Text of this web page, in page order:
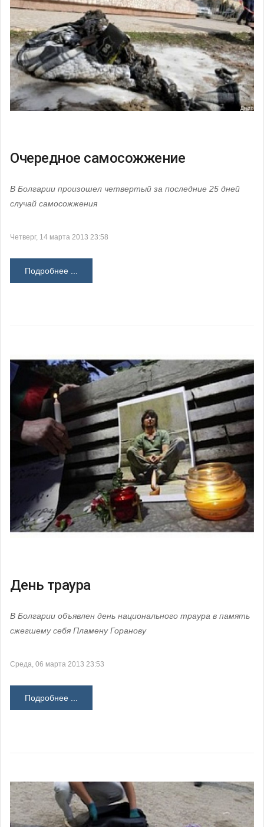
Очередное самосожжение
В Болгарии произошел четвертый за последние 25 дней
случай самосожжения
Четверг, 14 марта 2013 23:58
Подробнее ...
День траура
В Болгарии объявлен день национального траура в память
сжегшему себя Пламену Горанову
Среда, 06 марта 2013 23:53
Подробнее ...